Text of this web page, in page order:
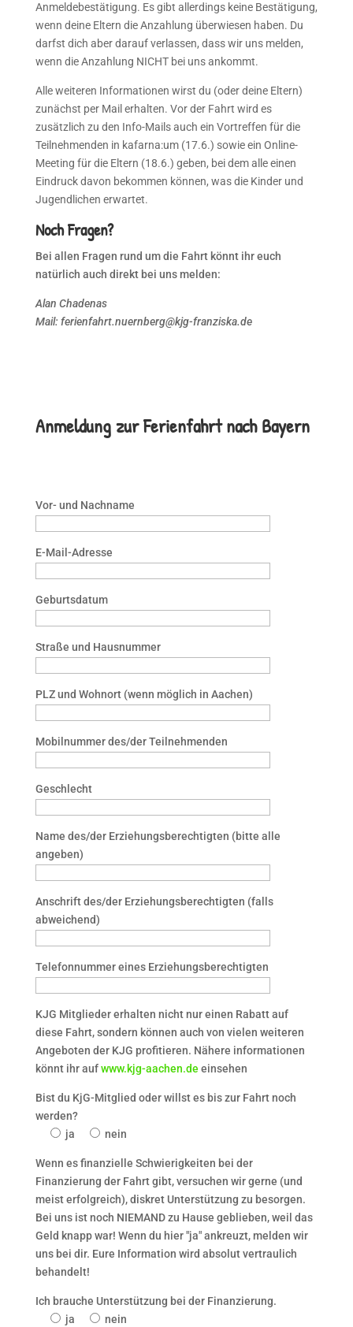
Anmeldebestätigung. Es gibt allerdings keine Bestätigung,
wenn deine Eltern die Anzahlung überwiesen haben. Du
darfst dich aber darauf verlassen, dass wir uns melden,
wenn die Anzahlung NICHT bei uns ankommt.
Alle weiteren Informationen wirst du (oder deine Eltern)
zunächst per Mail erhalten. Vor der Fahrt wird es
zusätzlich zu den Info-Mails auch ein Vortreffen für die
Teilnehmenden in kafarna:um (17.6.) sowie ein Online-
Meeting für die Eltern (18.6.) geben, bei dem alle einen
Eindruck davon bekommen können, was die Kinder und
Jugendlichen erwartet.
Noch Fragen?
Bei allen Fragen rund um die Fahrt könnt ihr euch
natürlich auch direkt bei uns melden:
Alan Chadenas
Mail: ferienfahrt.nuernberg@kjg-franziska.de
Anmeldung zur Ferienfahrt nach Bayern
Vor- und Nachname
E-Mail-Adresse
Geburtsdatum
Straße und Hausnummer
PLZ und Wohnort (wenn möglich in Aachen)
Mobilnummer des/der Teilnehmenden
Geschlecht
Name des/der Erziehungsberechtigten (bitte alle
angeben)
Anschrift des/der Erziehungsberechtigten (falls
abweichend)
Telefonnummer eines Erziehungsberechtigten
KJG Mitglieder erhalten nicht nur einen Rabatt auf
diese Fahrt, sondern können auch von vielen weiteren
Angeboten der KJG profitieren. Nähere informationen
könnt ihr aufwww.kjg-aachen.de einsehen
Bist du KjG-Mitglied oder willst es bis zur Fahrt noch
werden?
ja
nein
Wenn es finanzielle Schwierigkeiten bei der
Finanzierung der Fahrt gibt, versuchen wir gerne (und
meist erfolgreich), diskret Unterstützung zu besorgen.
Bei uns ist noch NIEMAND zu Hause geblieben, weil das
Geld knapp war! Wenn du hier "ja" ankreuzt, melden wir
uns bei dir. Eure Information wird absolut vertraulich
behandelt!
Ich brauche Unterstützung bei der Finanzierung.
ja
nein